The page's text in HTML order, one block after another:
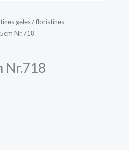
gėlės / floristinės
Nr.718
Nr.718